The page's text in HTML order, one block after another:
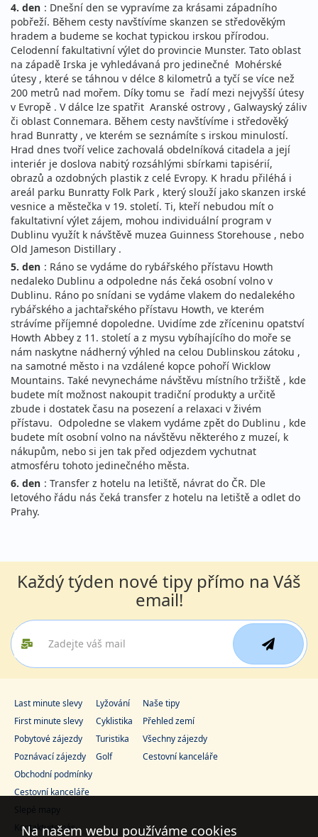
4. den : Dnešní den se vypravíme za krásami západního
pobřeží. Během cesty navštívíme skanzen se středověkým
hradem a budeme se kochat typickou irskou přírodou.
Celodenní fakultativní výlet do provincie Munster. Tato oblast
na západě Irska je vyhledávaná pro jedinečné Mohérské
útesy , které se táhnou v délce 8 kilometrů a tyčí se více než
200 metrů nad mořem. Díky tomu se řadí mezi nejvyšší útesy
v Evropě . V dálce lze spatřit Aranské ostrovy , Galwayský záliv
či oblast Connemara. Během cesty navštívíme i středověký
hrad Bunratty , ve kterém se seznámíte s irskou minulostí.
Hrad dnes tvoří velice zachovalá obdelníková citadela a její
interiér je doslova nabitý rozsáhlými sbírkami tapisérií,
obrazů a ozdobných plastik z celé Evropy. K hradu přiléhá i
areál parku Bunratty Folk Park , který slouží jako skanzen irské
vesnice a městečka v 19. století. Ti, kteří nebudou mít o
fakultativní výlet zájem, mohou individuální program v
Dublinu využít k návštěvě muzea Guinness Storehouse , nebo
Old Jameson Distillary .
5. den : Ráno se vydáme do rybářského přístavu Howth
nedaleko Dublinu a odpoledne nás čeká osobní volno v
Dublinu. Ráno po snídani se vydáme vlakem do nedalekého
rybářského a jachtařského přístavu Howth, ve kterém
strávíme příjemné dopoledne. Uvidíme zde zříceninu opatství
Howth Abbey z 11. století a z mysu vybíhajícího do moře se
nám naskytne nádherný výhled na celou Dublinskou zátoku ,
na samotné město i na vzdálené kopce pohoří Wicklow
Mountains. Také nevynecháme návštěvu místního tržiště , kde
budete mít možnost nakoupit tradiční produkty a určitě
zbude i dostatek času na posezení a relaxaci v živém
přístavu. Odpoledne se vlakem vydáme zpět do Dublinu , kde
budete mít osobní volno na návštěvu některého z muzeí, k
nákupům, nebo si jen tak před odjezdem vychutnat
atmosféru tohoto jedinečného města.
6. den : Transfer z hotelu na letiště, návrat do ČR. Dle
letového řádu nás čeká transfer z hotelu na letiště a odlet do
Prahy.
Každý týden nové tipy přímo na Váš
email!
Last minute slevy
First minute slevy
Pobytové zájezdy
Poznávací zájezdy
Lyžování
Cyklistika
Turistika
Golf
Naše tipy
Přehled zemí
Všechny zájezdy
Cestovní kanceláře
Obchodní podmínky
Cestovní kanceláře
Slepé mapy
Kontaktujte nás
Na našem webu používáme cookies